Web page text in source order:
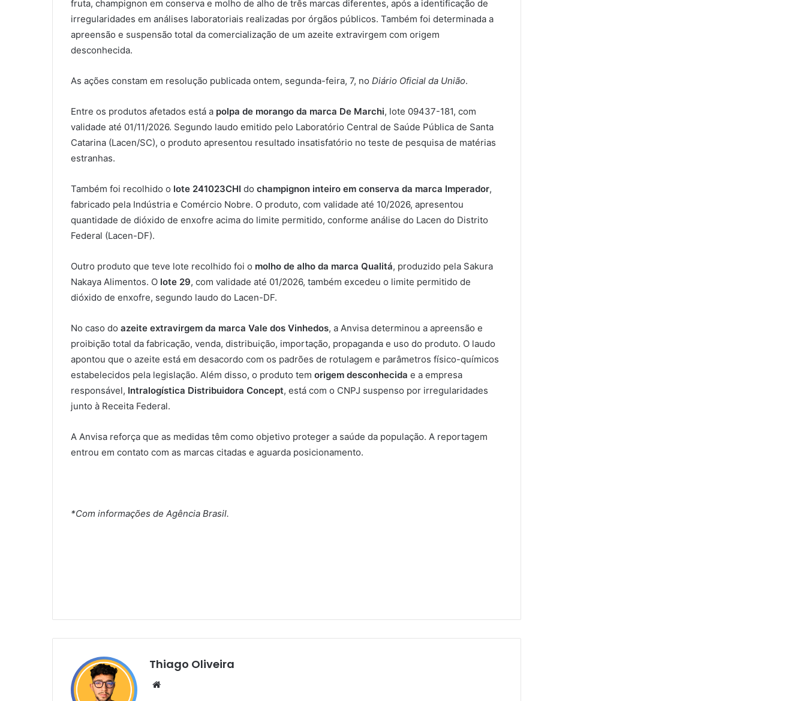
fruta, champignon em conserva e molho de alho de três marcas diferentes, após a identificação de
irregularidades em análises laboratoriais realizadas por órgãos públicos. Também foi determinada a
apreensão e suspensão total da comercialização de um azeite extravirgem com origem
desconhecida.
As ações constam em resolução publicada ontem, segunda-feira, 7, no Diário Oficial da União.
Entre os produtos afetados está a polpa de morango da marca De Marchi, lote 09437-181, com
validade até 01/11/2026. Segundo laudo emitido pelo Laboratório Central de Saúde Pública de Santa
Catarina (Lacen/SC), o produto apresentou resultado insatisfatório no teste de pesquisa de matérias
estranhas.
Também foi recolhido o lote 241023CHI do champignon inteiro em conserva da marca Imperador,
fabricado pela Indústria e Comércio Nobre. O produto, com validade até 10/2026, apresentou
quantidade de dióxido de enxofre acima do limite permitido, conforme análise do Lacen do Distrito
Federal (Lacen-DF).
Outro produto que teve lote recolhido foi o molho de alho da marca Qualitá, produzido pela Sakura
Nakaya Alimentos. O lote 29, com validade até 01/2026, também excedeu o limite permitido de
dióxido de enxofre, segundo laudo do Lacen-DF.
No caso do azeite extravirgem da marca Vale dos Vinhedos, a Anvisa determinou a apreensão e
proibição total da fabricação, venda, distribuição, importação, propaganda e uso do produto. O laudo
apontou que o azeite está em desacordo com os padrões de rotulagem e parâmetros físico-químicos
estabelecidos pela legislação. Além disso, o produto tem origem desconhecida e a empresa
responsável, Intralogística Distribuidora Concept, está com o CNPJ suspenso por irregularidades
junto à Receita Federal.
A Anvisa reforça que as medidas têm como objetivo proteger a saúde da população. A reportagem
entrou em contato com as marcas citadas e aguarda posicionamento.
*Com informações de Agência Brasil.
Thiago Oliveira